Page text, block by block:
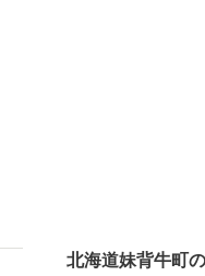
北海道妹背牛町